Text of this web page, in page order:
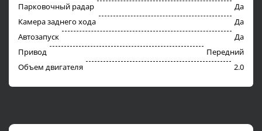
Парковочный радар
Да
Камера заднего хода
Да
Автозапуск
Да
Привод
Передний
Объем двигателя
2.0